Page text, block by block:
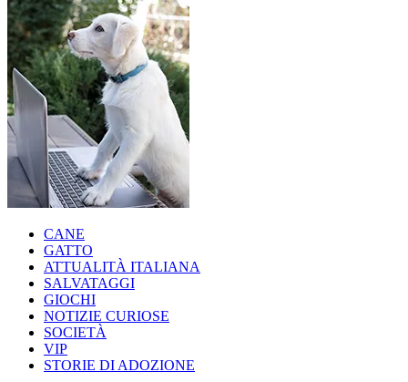
CANE
GATTO
ATTUALITÀ ITALIANA
SALVATAGGI
GIOCHI
NOTIZIE CURIOSE
SOCIETÀ
VIP
STORIE DI ADOZIONE